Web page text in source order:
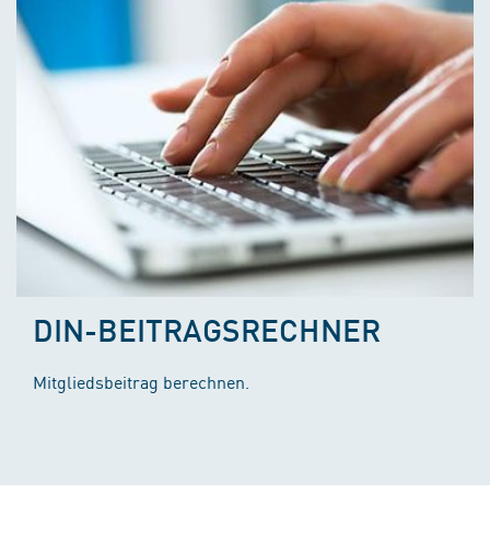
DIN-BEITRAGSRECHNER
Mitgliedsbeitrag berechnen.